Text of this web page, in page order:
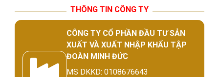
THÔNG TIN CÔNG TY
CÔNG TY CỔ PHẦN ĐẦU TƯ SẢN
XUẤT VÀ XUẤT NHẬP KHẨU TẬP
ĐOÀN MINH ĐỨC
MS DKKD: 0108676643